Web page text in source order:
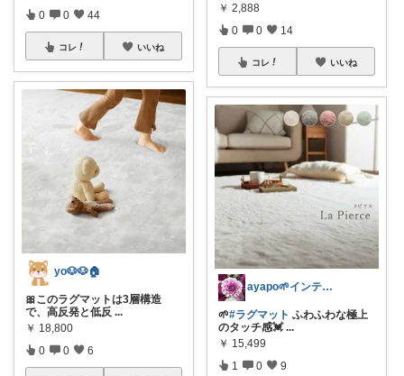
0 0 44
コレ いいね
yo🐶🐶🏠
🎀このラグマットは3層構造
で、高反発と低反 ...
￥ 18,800
0 0 6
￥ 2,888
0 0 14
コレ いいね
ayapo🌱インテリア&雑貨
🌱#ラグマット ふわふわな極上
のタッチ感💓 ...
￥ 15,499
1 0 9